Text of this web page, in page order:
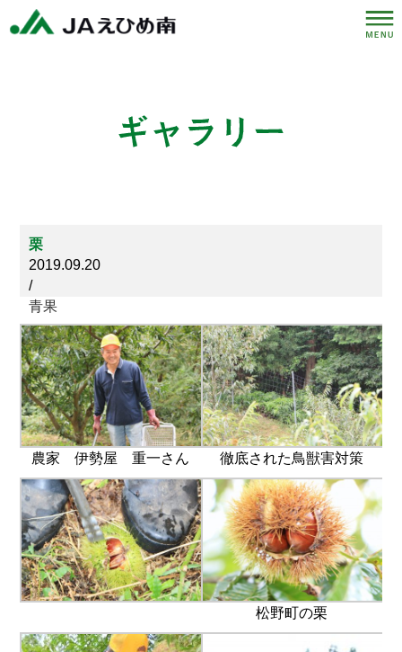
栗
2019.09.20
/
青果
農家 伊勢屋 重一さん 徹底された鳥獣害対策
松野町の栗